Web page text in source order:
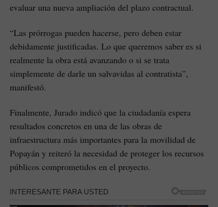
evaluar una nueva ampliación del plazo contractual.
“Las prórrogas pueden hacerse, pero deben estar
debidamente justificadas. Lo que queremos saber es si
realmente la obra está avanzando o si se trata
simplemente de darle un salvavidas al contratista”,
manifestó.
Finalmente, Jurado indicó que la ciudadanía espera
resultados concretos en una de las obras de
infraestructura más importantes para la movilidad de
Popayán y reiteró la necesidad de proteger los recursos
públicos comprometidos en el proyecto.